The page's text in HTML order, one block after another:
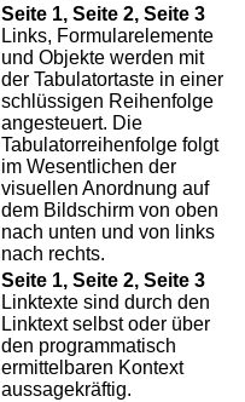
Seite 1, Seite 2, Seite 3
Links, Formularelemente
und Objekte werden mit
der Tabulatortaste in einer
schlüssigen Reihenfolge
angesteuert. Die
Tabulatorreihenfolge folgt
im Wesentlichen der
visuellen Anordnung auf
dem Bildschirm von oben
nach unten und von links
nach rechts.
Seite 1, Seite 2, Seite 3
Linktexte sind durch den
Linktext selbst oder über
den programmatisch
ermittelbaren Kontext
aussagekräftig.